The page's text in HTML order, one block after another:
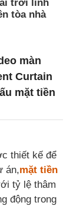
trời linh
tòa nhà
màn
Curtain
mặt tiền
thiết kế để
án,mặt tiền
tỷ lệ thâm
động trong